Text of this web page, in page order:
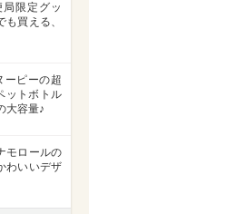
局限定グッ
買える、
ーピーの超
ットボトル
大容量♪
モロールの
わいいデザ